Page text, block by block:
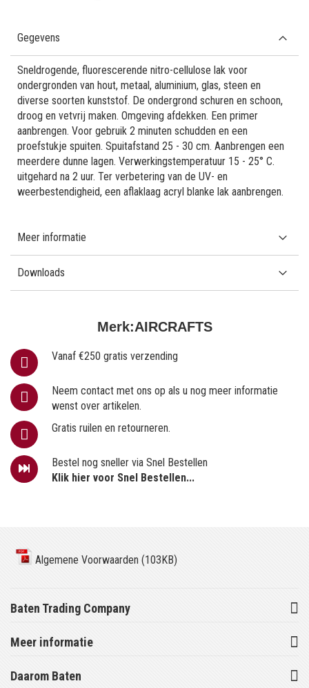
Merk:AIRCRAFTS
Vanaf €250 gratis verzending
Neem contact met ons op als u nog meer informatie
wenst over artikelen.
Gratis ruilen en retourneren.
Bestel nog sneller via Snel Bestellen
Klik hier voor Snel Bestellen...
Gegevens
Sneldrogende, fluorescerende nitro-cellulose lak voor
ondergronden van hout, metaal, aluminium, glas, steen en
diverse soorten kunststof. De ondergrond schuren en schoon,
droog en vetvrij maken. Omgeving afdekken. Een primer
aanbrengen. Voor gebruik 2 minuten schudden en een
proefstukje spuiten. Spuitafstand 25 - 30 cm. Aanbrengen een
meerdere dunne lagen. Verwerkingstemperatuur 15 - 25° C.
uitgehard na 2 uur. Ter verbetering van de UV- en
weerbestendigheid, een aflaklaag acryl blanke lak aanbrengen.
Meer informatie
Downloads
Algemene Voorwaarden (103KB)
Baten Trading Company
Meer informatie
Daarom Baten